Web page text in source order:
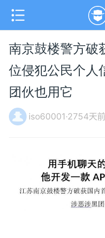
南京鼓楼警方破
位侵犯公民个人
团伙也用它
iso60001·2754天前